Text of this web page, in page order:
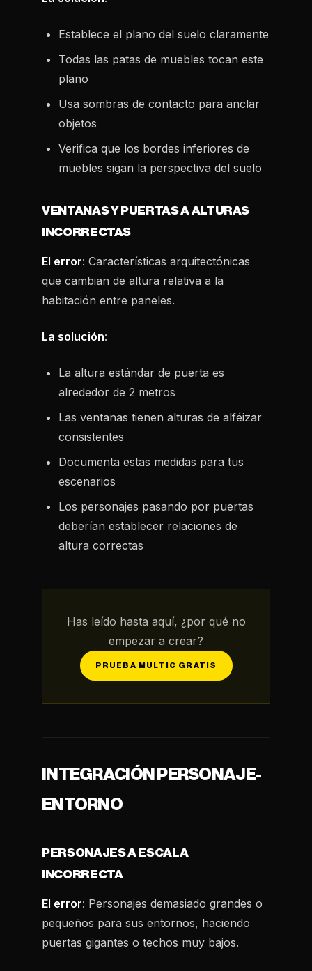
Establece el plano del suelo claramente
Todas las patas de muebles tocan este
plano
Usa sombras de contacto para anclar
objetos
Verifica que los bordes inferiores de
muebles sigan la perspectiva del suelo
VENTANAS Y PUERTAS A ALTURAS
INCORRECTAS
El error: Características arquitectónicas
que cambian de altura relativa a la
habitación entre paneles.
La solución:
La altura estándar de puerta es
alrededor de 2 metros
Las ventanas tienen alturas de alféizar
consistentes
Documenta estas medidas para tus
escenarios
Los personajes pasando por puertas
deberían establecer relaciones de
altura correctas
Has leído hasta aquí, ¿por qué no
empezar a crear?
PRUEBA MULTIC GRATIS
INTEGRACIÓN PERSONAJE-
ENTORNO
PERSONAJES A ESCALA
INCORRECTA
El error: Personajes demasiado grandes o
pequeños para sus entornos, haciendo
puertas gigantes o techos muy bajos.